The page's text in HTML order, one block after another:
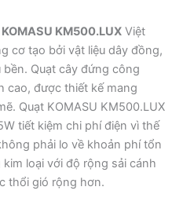
KM500.LUX Việt
cơ tạo bởi vật liệu dây đồng,
Quạt cây đứng công
cao, được thiết kế mang
Quạt KOMASU KM500.LUX
tiết kiệm chi phí điện vì thế
phải lo về khoản phí tổn
loại với độ rộng sải cánh
thổi gió rộng hơn.